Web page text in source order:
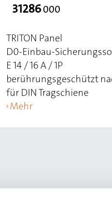
31286000
TRITON Panel
D0-Einbau-
E 14 / 16 A / 1P
berührungsgeschützt
für DIN Tragschiene
Mehr